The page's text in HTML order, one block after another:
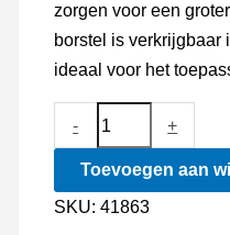
zorgen voor een
borstel is verkrijgbaar
ideaal voor het
-
Hygiene
Afwasborstel
Hard
+
Toevoegen aan
SKU: 41863